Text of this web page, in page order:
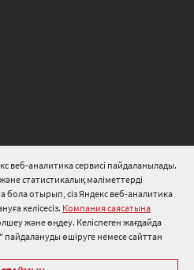
веб-аналитика сервисі пайдаланылады.
статистикалық мәліметтерді
бола отырып, сіз Яндекс веб-аналитика
келісесіз. Компания саясатына
және өңдеу. Келіспеген жағдайда
өшіруге немесе сайттан